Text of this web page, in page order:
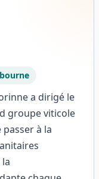
a dirigé le
groupe viticole
à la